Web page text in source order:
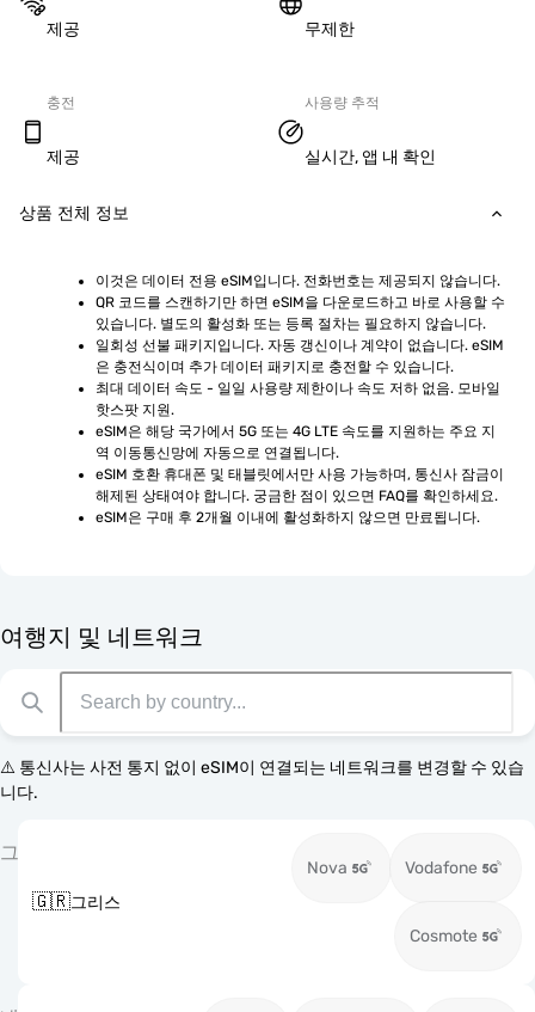
제공 무제한
충전
제공
사용량 추적
실시간, 앱 내 확인
상품 전체 정보
이것은 데이터 전용 eSIM입니다. 전화번호는 제공되지 않습니다.
QR 코드를 스캔하기만 하면 eSIM을 다운로드하고 바로 사용할 수
있습니다. 별도의 활성화 또는 등록 절차는 필요하지 않습니다.
일회성 선불 패키지입니다. 자동 갱신이나 계약이 없습니다. eSIM
은 충전식이며 추가 데이터 패키지로 충전할 수 있습니다.
최대 데이터 속도 - 일일 사용량 제한이나 속도 저하 없음. 모바일
핫스팟 지원.
eSIM은 해당 국가에서 5G 또는 4G LTE 속도를 지원하는 주요 지
역 이동통신망에 자동으로 연결됩니다.
eSIM 호환 휴대폰 및 태블릿에서만 사용 가능하며, 통신사 잠금이
해제된 상태여야 합니다. 궁금한 점이 있으면 FAQ를 확인하세요.
eSIM은 구매 후 2개월 이내에 활성화하지 않으면 만료됩니다.
여행지 및 네트워크
⚠️ 통신사는 사전 통지 없이 eSIM이 연결되는 네트워크를 변경할 수 있습
니다.
그
🇬🇷그리스
Nova Vodafone
Cosmote